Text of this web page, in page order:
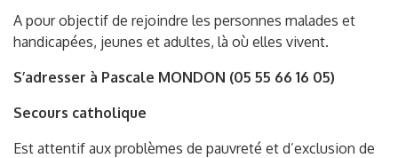
A pour objectif de rejoindre les personnes malades et
handicapées, jeunes et adultes, là où elles vivent.
S’adresser à Pascale MONDON (05 55 66 16 05)
Secours catholique
Est attentif aux problèmes de pauvreté et d’exclusion de